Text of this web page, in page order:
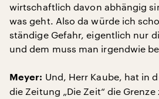
wirtschaftlich davon abhängig
was geht. Also da würde ich
ständige Gefahr, eigentlich nur
und dem muss man irgendwie
Meyer: Und, Herr Kaube, hat in
die Zeitung „Die Zeit“ die Grenze